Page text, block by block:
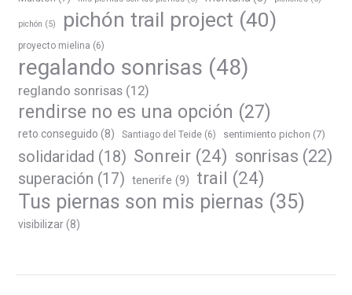
pichón (5) pichón trail project (40)
proyecto mielina (6)
regalando sonrisas (48)
reglando sonrisas (12)
rendirse no es una opción (27)
reto conseguido (8) Santiago del Teide (6) sentimiento pichon (7)
solidaridad (18) Sonreir (24) sonrisas (22)
superación (17) tenerife (9) trail (24)
Tus piernas son mis piernas (35)
visibilizar(8)